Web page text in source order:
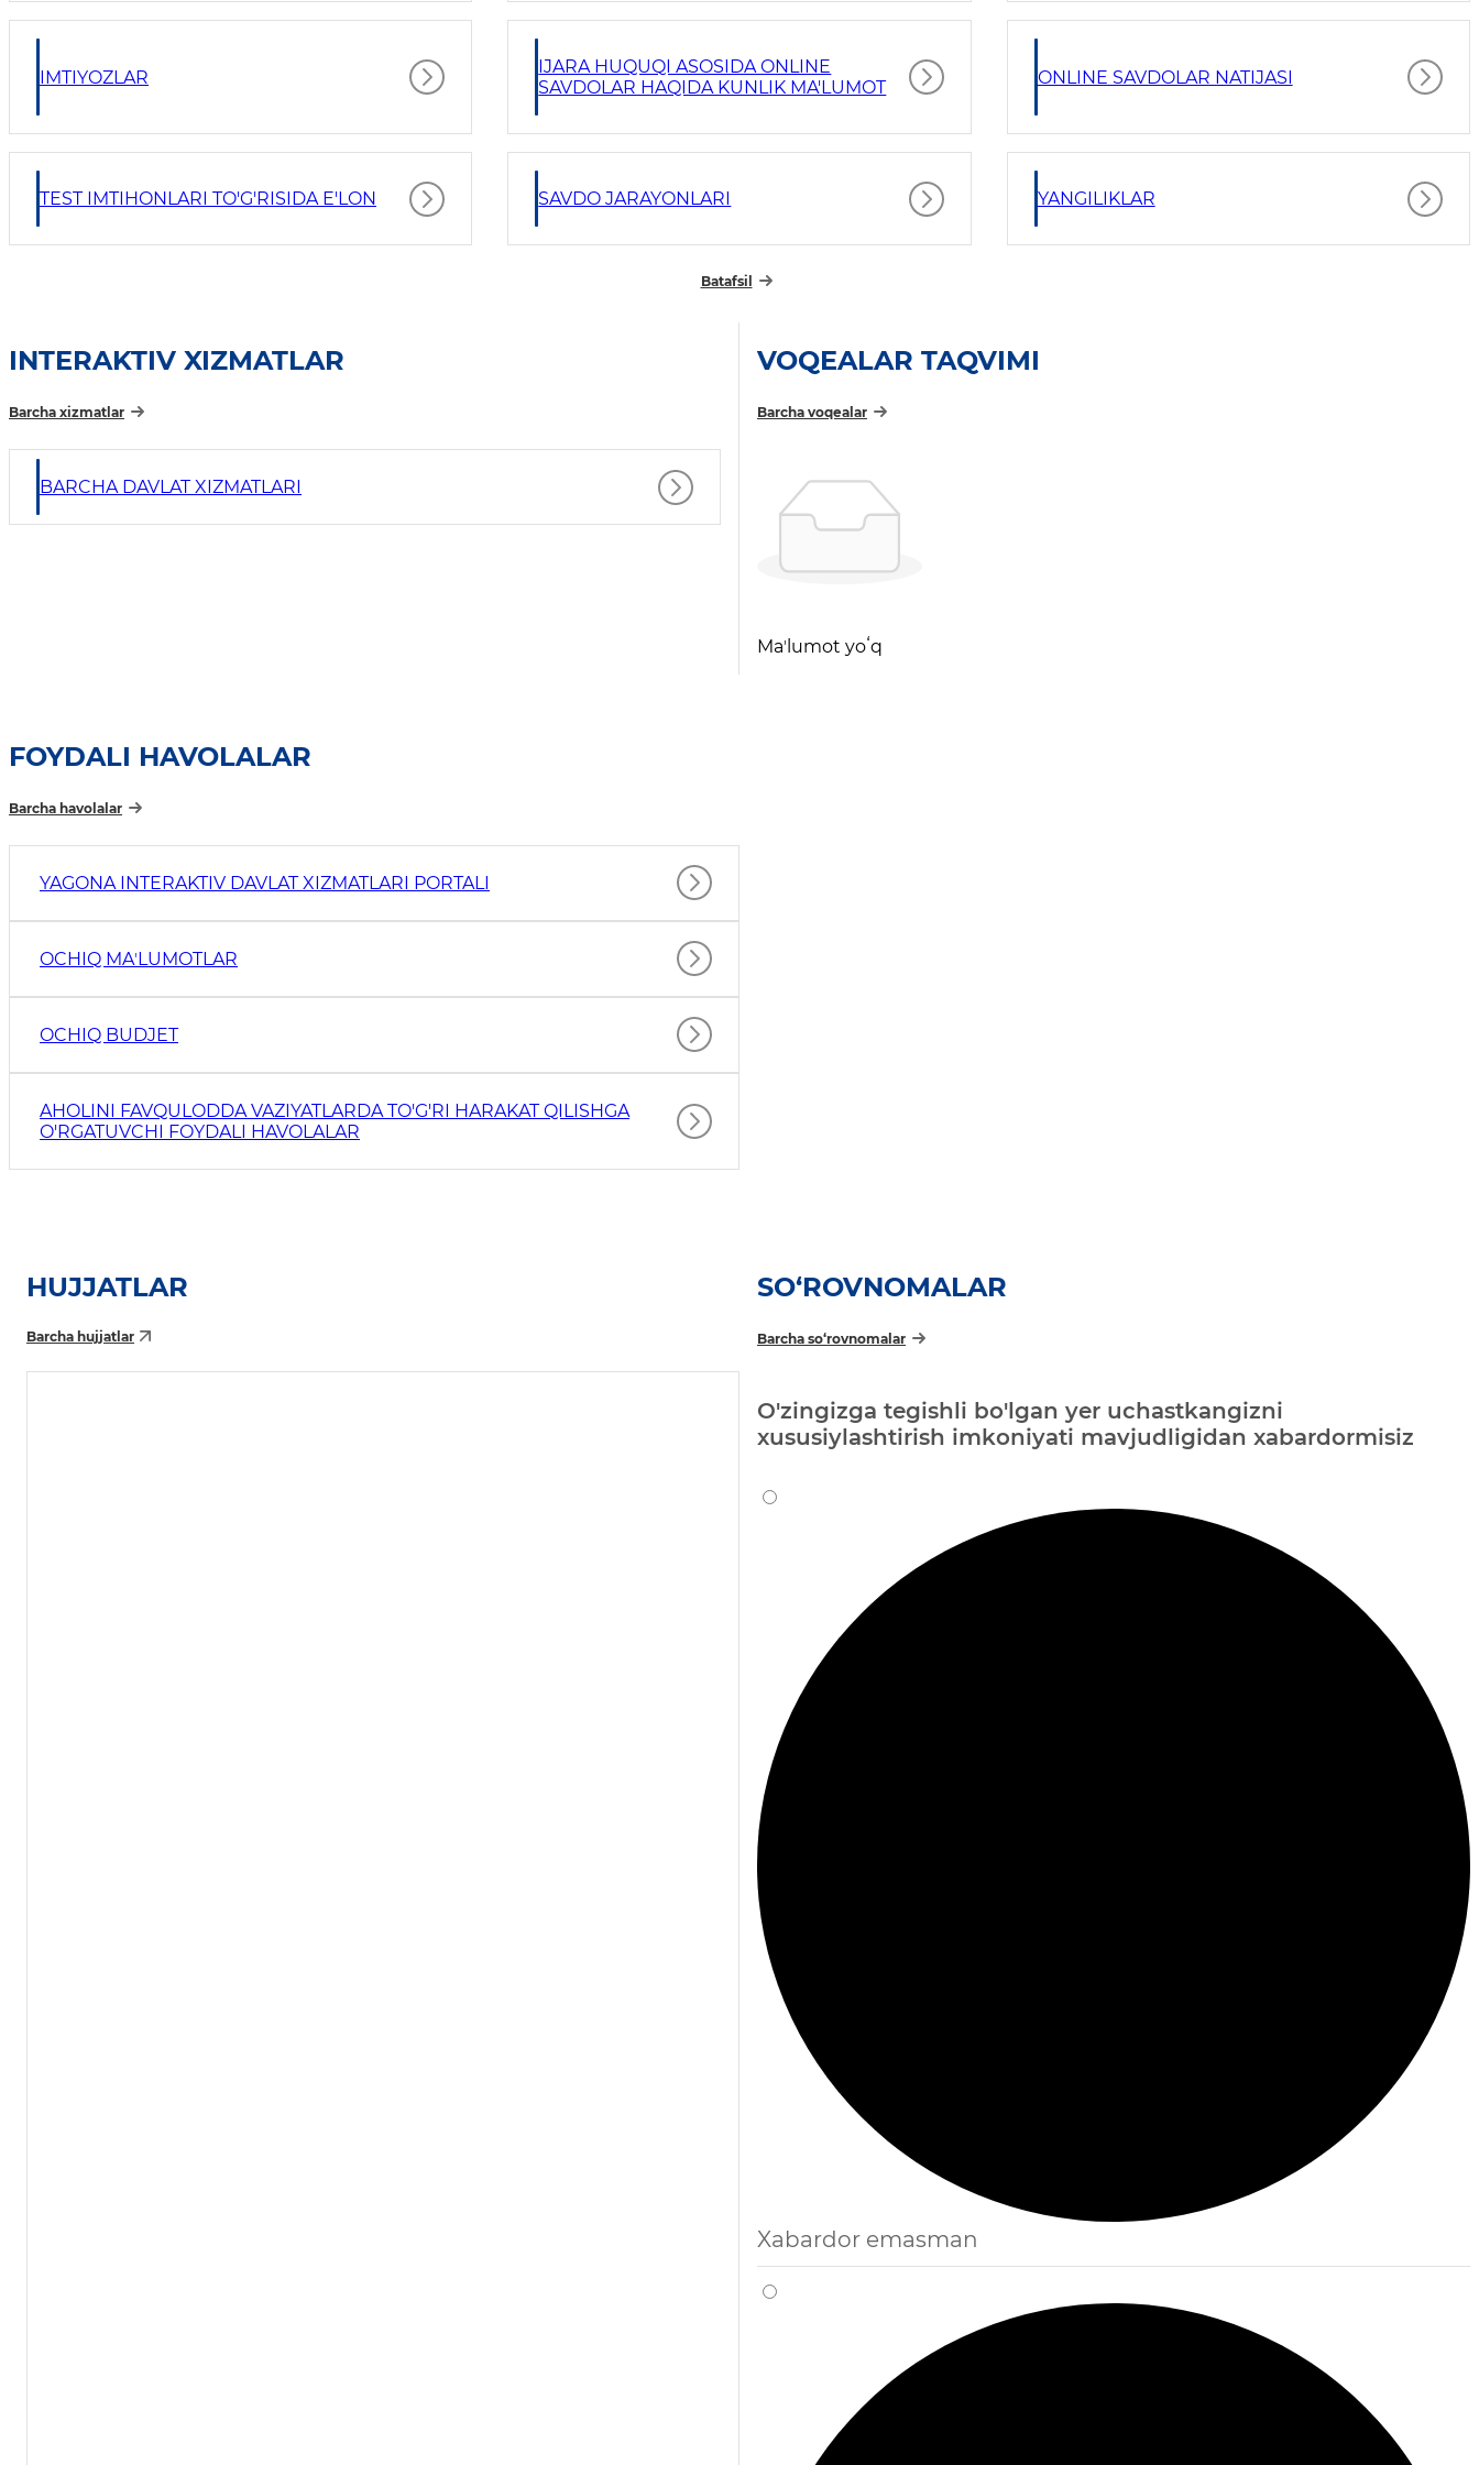
IMTIYOZLAR
IJARA HUQUQI ASOSIDA ONLINE
SAVDOLAR HAQIDA KUNLIK MA'LUMOT
ONLINE SAVDOLAR NATIJASI
TEST IMTIHONLARI TO'G'RISIDA E'LON SAVDO JARAYONLARI YANGILIKLAR
Batafsil
INTERAKTIV XIZMATLAR
Barcha xizmatlar
BARCHA DAVLAT XIZMATLARI
VOQEALAR TAQVIMI
Barcha voqealar
Maʼlumot yoʻq
FOYDALI HAVOLALAR
Barcha havolalar
YAGONA INTERAKTIV DAVLAT XIZMATLARI PORTALI
OCHIQ MAʼLUMOTLAR
OCHIQ BUDJET
AHOLINI FAVQULODDA VAZIYATLARDA TO'G'RI HARAKAT QILISHGA
O'RGATUVCHI FOYDALI HAVOLALAR
HUJJATLAR
Barcha hujjatlar
SO‘ROVNOMALAR
Barcha so‘rovnomalar
O'zingizga tegishli bo'lgan yer uchastkangizni
xususiylashtirish imkoniyati mavjudligidan xabardormisiz
Xabardor emasman